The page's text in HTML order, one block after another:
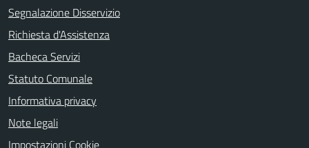
Segnalazione Disservizio
Richiesta d'Assistenza
Bacheca Servizi
Statuto Comunale
Informativa privacy
Note legali